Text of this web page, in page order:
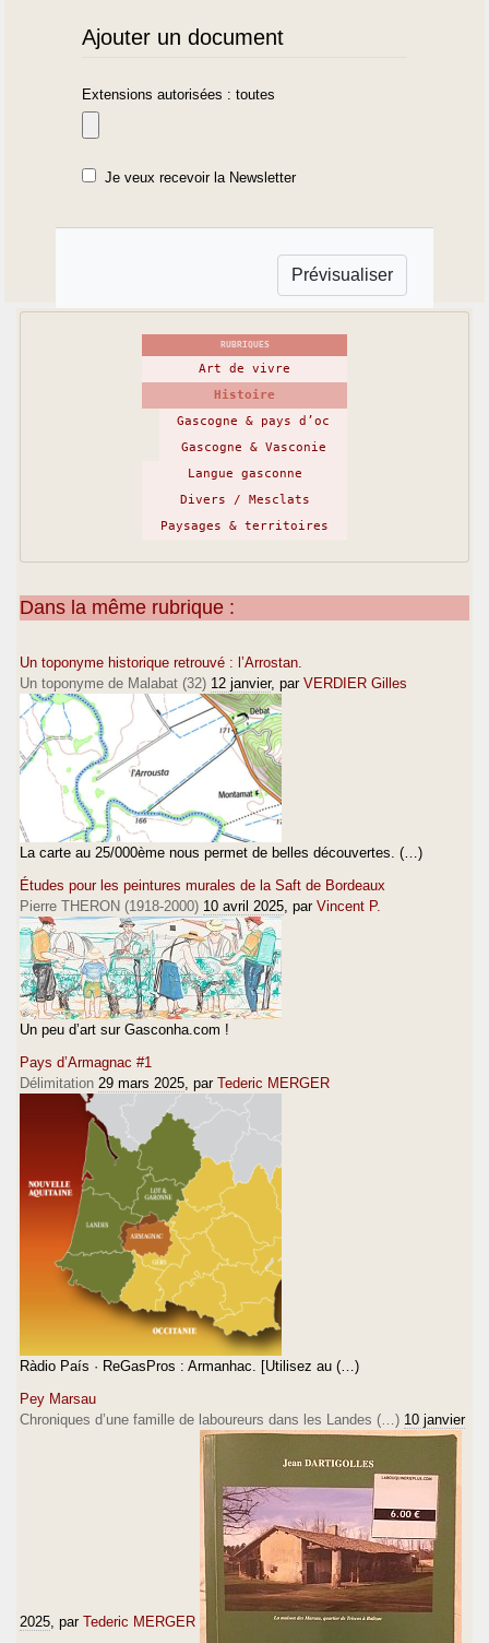
Ajouter un document
Extensions autorisées : toutes
Je veux recevoir la Newsletter
RUBRIQUES
Art de vivre
Histoire
Gascogne & pays d’oc
Gascogne & Vasconie
Langue gasconne
Divers / Mesclats
Paysages & territoires
Dans la même rubrique :
Un toponyme historique retrouvé : l’Arrostan.
Un toponyme de Malabat (32) 12 janvier, par VERDIER Gilles
La carte au 25/000ème nous permet de belles découvertes. (…)
Études pour les peintures murales de la Saft de Bordeaux
Pierre THERON (1918-2000) 10 avril 2025 , par Vincent P.
Un peu d’art sur Gasconha.com !
Pays d’Armagnac #1
Délimitation 29 mars 2025 , par Tederic MERGER
Ràdio País · ReGasPros : Armanhac. [Utilisez au (…)
Pey Marsau
Chroniques d’une famille de laboureurs dans les Landes (…) 10 janvier
2025 , par Tederic MERGER